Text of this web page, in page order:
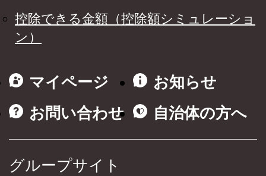
控除できる金額（控除額シミュレーショ
ン）
マイページ
お知らせ
お問い合わせ
自治体の方へ
グループサイト